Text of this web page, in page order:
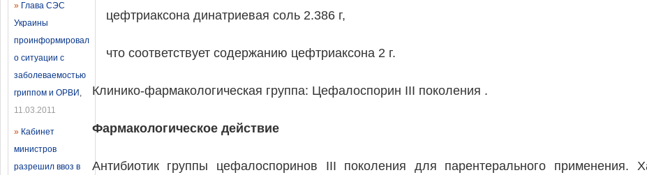
» Глава СЭС
Украины
проинформировал
о ситуации с
заболеваемостью
гриппом и ОРВИ ,
11.03.2011
» Кабинет
министров
разрешил ввоз в
цефтриаксона динатриевая соль 2.386 г,
что соответствует содержанию цефтриаксона 2 г.
Клинико-фармакологическая группа: Цефалоспорин III поколения .
Фармакологическое действие
Антибиотик группы цефалоспоринов III поколения для парентерального применения.